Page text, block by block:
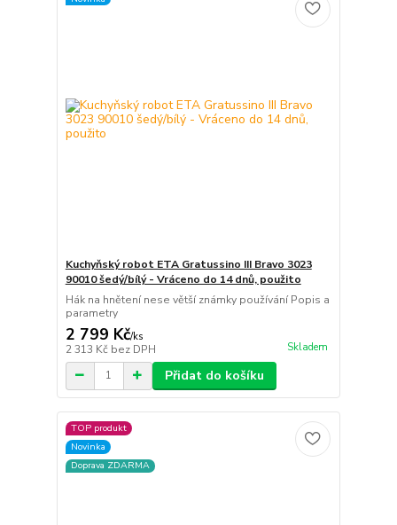
Kuchyňský robot ETA Gratussino III Bravo 3023
90010 šedý/bílý - Vráceno do 14 dnů, použito
Hák na hnětení nese větší známky používání Popis a
parametry
2 799 Kč/ks
2 313 Kč bez DPH Skladem
Přidat do košíku
TOP produkt
Novinka
Doprava ZDARMA